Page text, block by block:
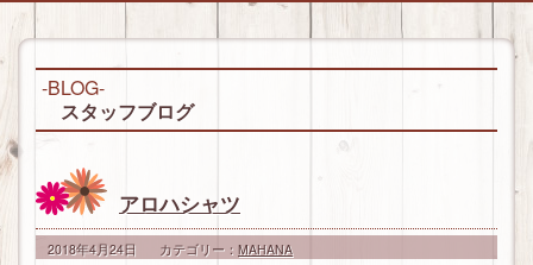
マハナ（新宿店）
モアナ（銀座店）
マカナ
リル
ヴァローレ
MENU
マハナ（新宿店）メニュー
モアナ（銀座店）
マカナメニュー
ヴァローレメニュー
STYLIST
HAIR CATALOG
PICKUP
COUPON
-BLOG-
スタッフブログ
アロハシャツ
2018年4月24日 カテゴリー： MAHANA